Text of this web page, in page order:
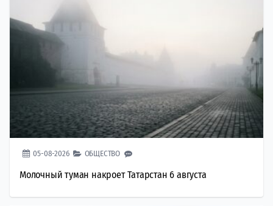
05-08-2026 ОБЩЕСТВО
Молочный туман накроет Татарстан 6 августа